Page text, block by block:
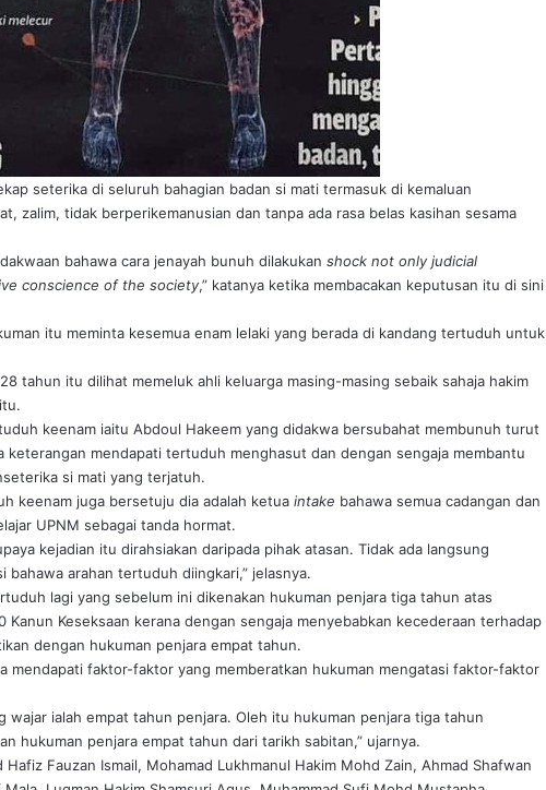
seterika di seluruh bahagian badan si mati termasuk di kemaluan
zalim, tidak berperikemanusian dan tanpa ada rasa belas kasihan sesama
bahawa cara jenayah bunuh dilakukan shock not only judicial
conscience of the society,” katanya ketika membacakan keputusan itu di sini
itu meminta kesemua enam lelaki yang berada di kandang tertuduh untuk
tahun itu dilihat memeluk ahli keluarga masing-masing sebaik sahaja hakim
keenam iaitu Abdoul Hakeem yang didakwa bersubahat membunuh turut
keterangan mendapati tertuduh menghasut dan dengan sengaja membantu
si mati yang terjatuh.
keenam juga bersetuju dia adalah ketua intake bahawa semua cadangan dan
UPNM sebagai tanda hormat.
kejadian itu dirahsiakan daripada pihak atasan. Tidak ada langsung
bahawa arahan tertuduh diingkari,” jelasnya.
lagi yang sebelum ini dikenakan hukuman penjara tiga tahun atas
Kanun Keseksaan kerana dengan sengaja menyebabkan kecederaan terhadap
dengan hukuman penjara empat tahun.
mendapati faktor-faktor yang memberatkan hukuman mengatasi faktor-faktor
wajar ialah empat tahun penjara. Oleh itu hukuman penjara tiga tahun
hukuman penjara empat tahun dari tarikh sabitan,” ujarnya.
Fauzan Ismail, Mohamad Lukhmanul Hakim Mohd Zain, Ahmad Shafwan